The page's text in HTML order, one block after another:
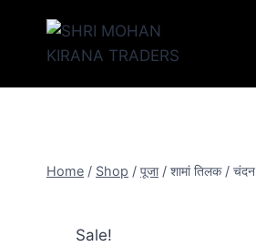
Home / Shop / पूजा / शामां तिलक / चंदन
Sale!